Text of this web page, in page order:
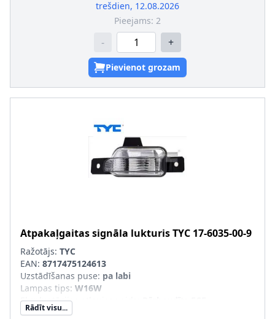
trešdien, 12.08.2026
Pieejams: 2
- +
Pievienot grozam
Atpakaļgaitas signāla lukturisTYC 17-6035-00-9
Ražotājs: TYC
EAN: 8717475124613
Uzstādīšanas puse: pa labi
Lampas tips: W16W
Ekspluatācijas atļaujas veids
Papildus artikuls/Papildus informācija
Rādīt visu...